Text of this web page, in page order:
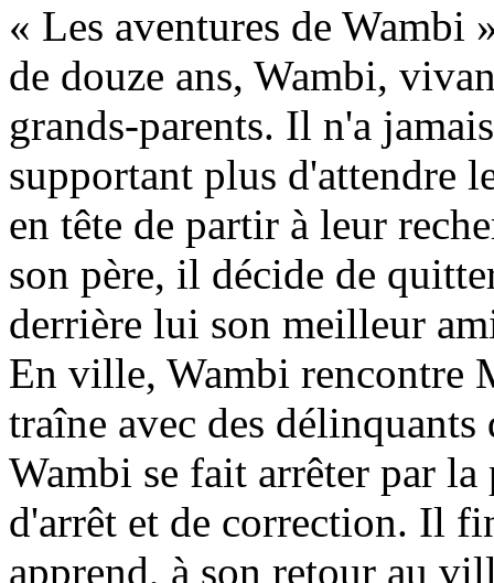
« Les aventures de
de douze ans, Wambi,
grands-parents. Il n'a
supportant plus d'attendre
en tête de partir à leur
son père, il décide de
derrière lui son meilleur
En ville, Wambi rencontre
traîne avec des
Wambi se fait arrêter par
d'arrêt et de correction. Il
apprend, à son retour au